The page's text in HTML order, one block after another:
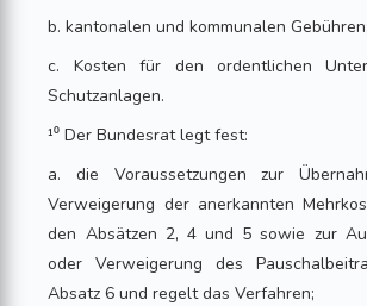
b. kantonalen und kommunalen Gebühren;
c. Kosten für den ordentlichen
Schutzanlagen.
¹⁰ Der Bundesrat legt fest:
a. die Voraussetzungen zur
Verweigerung der anerkannten
den Absätzen 2, 4 und 5 sowie zur
oder Verweigerung des
Absatz 6 und regelt das Verfahren;